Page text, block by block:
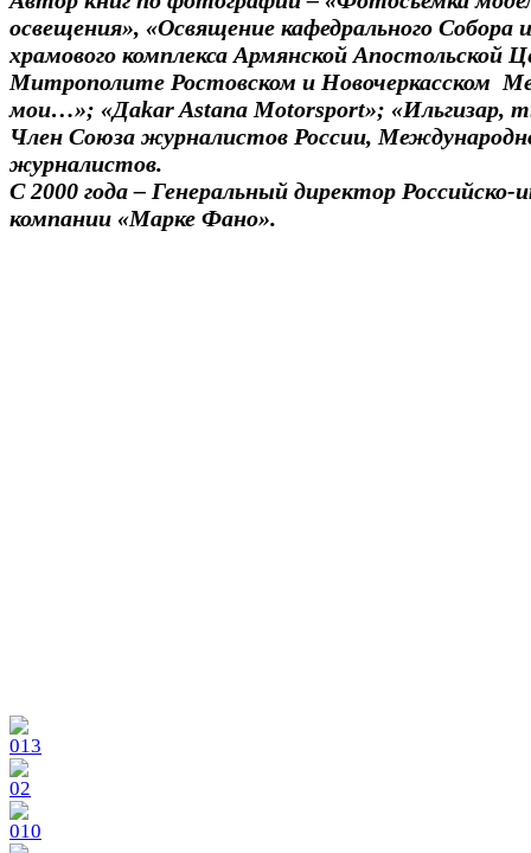
освещения», «Освящение кафедрального
храмового комплекса Армянской Апостольской
Митрополите Ростовском и Новочеркасском
мои…»; «Дakar Astana Motorsport»; «Ильгизар,
Член Союза журналистов России,
журналистов.
С 2000 года – Генеральный директор Российско-
компании «Марке Фано».